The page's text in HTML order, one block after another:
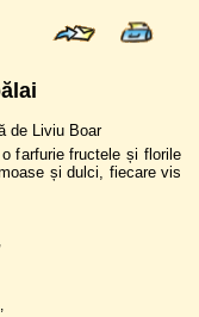
de Liviu Boar
farfurie fructele și florile
și dulci, fiecare vis